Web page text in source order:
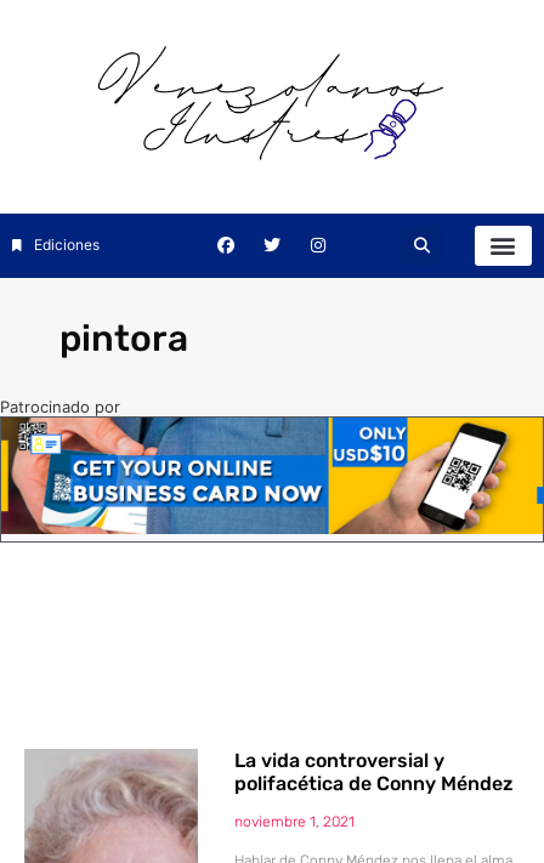
Ediciones
pintora
Patrocinado por
La vida controversial y
polifacética de Conny Méndez
noviembre 1, 2021